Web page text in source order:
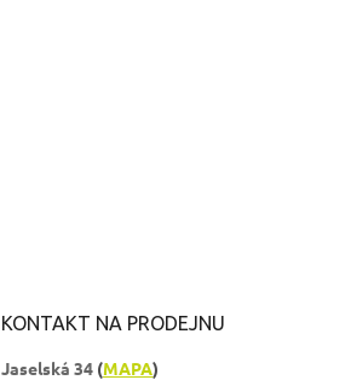
KONTAKT NA PRODEJNU
Jaselská 34 (MAPA)